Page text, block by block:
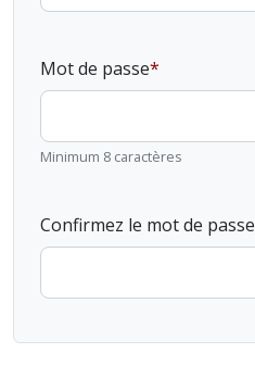
Mot de passe
Minimum 8 caractères
Confirmez le mot de passe